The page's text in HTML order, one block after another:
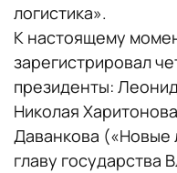
логистика».
К настоящему
зарегистрировал
президенты:
Николая
Даванкова
главу государства